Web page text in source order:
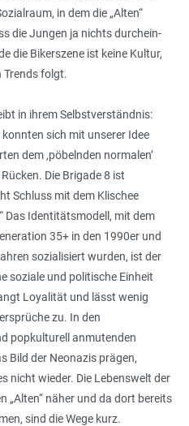
in dem die „Alten“
die Jungen ja nichts durchein­
die Bikerszene ist keine Kultur,
Trends folgt.
in ihrem Selbstverständnis:
sich mit unserer Idee
dem ,pöbelnden normalen’
Die Brigade 8 ist
Schluss mit dem Klischee
Das Identitätsmodell, mit dem
35+ in den 1990er und
sozialisiert wurden, ist der
soziale und politische Einheit
Loyali­tät und lässt wenig
zu. In den
popkulturell anmutenden
Bild der Neonazis prägen,
nicht wieder. Die Lebens­welt der
„Alten“ näher und da dort bereits
sind die Wege kurz.